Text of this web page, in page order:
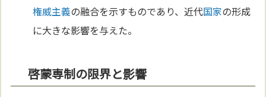
権威主義の融合を示すものであり、近代国家の形成
に大きな影響を与えた。
啓蒙専制の限界と影響